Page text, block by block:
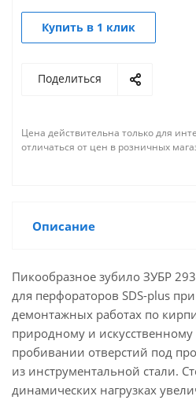
Купить в 1 клик
Поделиться
Цена действительна только для
отличаться от цен в розничных
Описание
Пикообразное зубило ЗУБР
для перфораторов SDS-plus
демонтажных работах по
природному и
пробивании отверстий под
из инструментальной стали.
динамических нагрузках